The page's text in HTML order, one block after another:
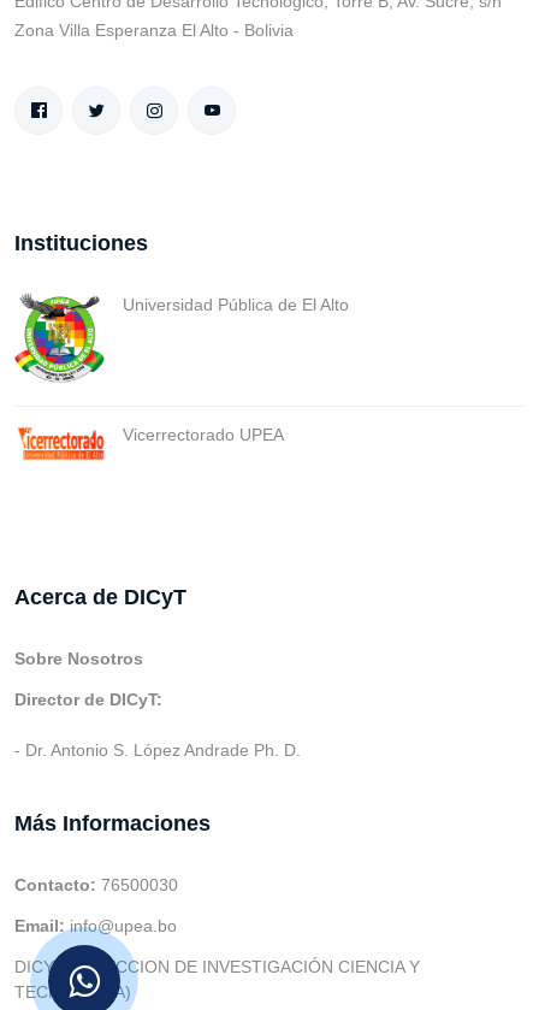
Zona Villa Esperanza El Alto - Bolivia
Instituciones
Universidad Pública de El Alto
Vicerrectorado UPEA
Acerca de DICyT
Sobre Nosotros
Director de DICyT:
- Dr. Antonio S. López Andrade Ph. D.
Más Informaciones
Contacto: 76500030
Email:info@upea.bo
DICYT (DIRECCION DE INVESTIGACIÓN CIENCIA Y
TECNOLOGIA)